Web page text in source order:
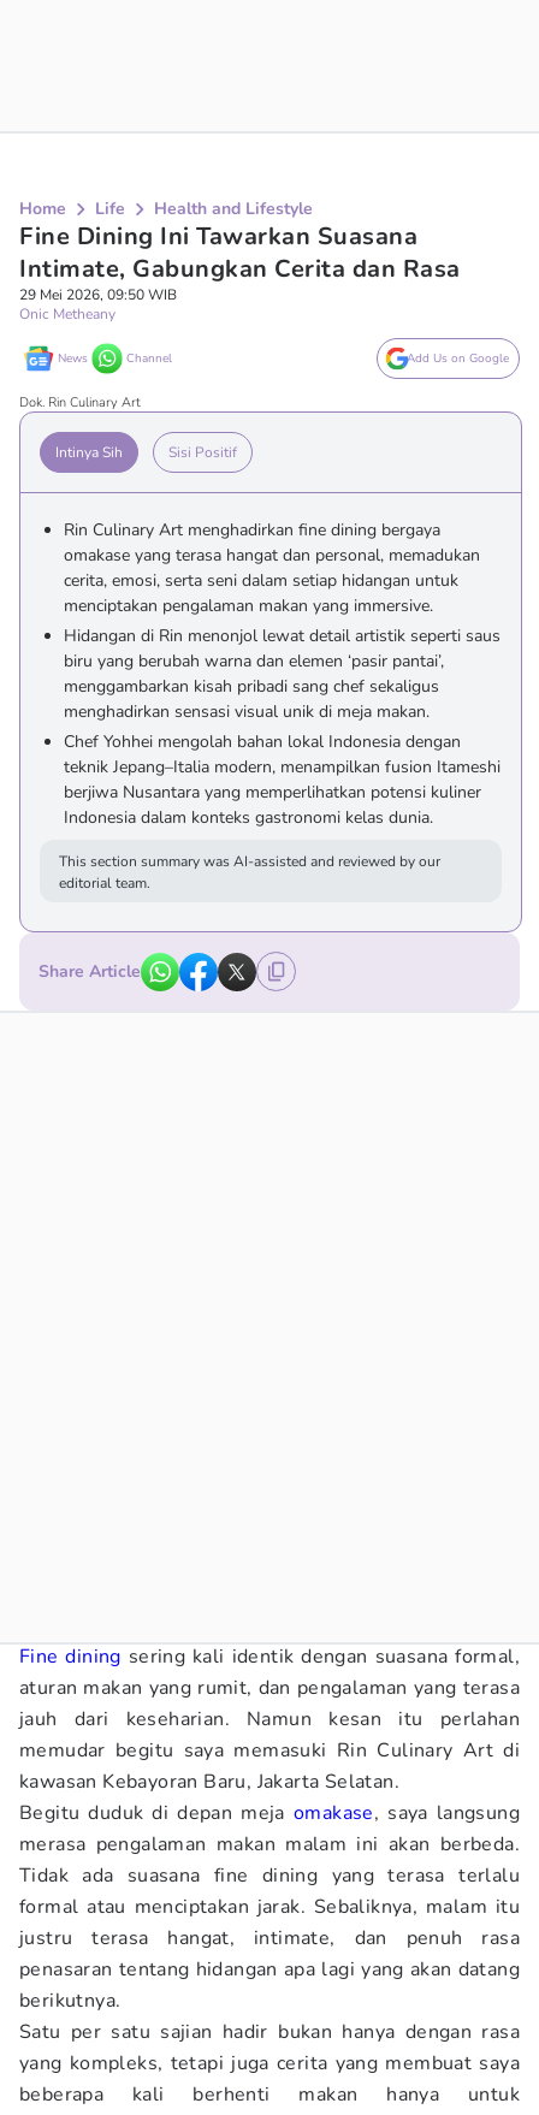
Home Life Health and Lifestyle
Fine Dining Ini Tawarkan Suasana
Intimate, Gabungkan Cerita dan Rasa
29 Mei 2026, 09:50 WIB
Onic Metheany
News Channel Add Us on Google
Dok. Rin Culinary Art
Intinya Sih Sisi Positif
Rin Culinary Art menghadirkan fine dining bergaya
omakase yang terasa hangat dan personal, memadukan
cerita, emosi, serta seni dalam setiap hidangan untuk
menciptakan pengalaman makan yang immersive.
Hidangan di Rin menonjol lewat detail artistik seperti saus
biru yang berubah warna dan elemen ‘pasir pantai’,
menggambarkan kisah pribadi sang chef sekaligus
menghadirkan sensasi visual unik di meja makan.
Chef Yohhei mengolah bahan lokal Indonesia dengan
teknik Jepang–Italia modern, menampilkan fusion Itameshi
berjiwa Nusantara yang memperlihatkan potensi kuliner
Indonesia dalam konteks gastronomi kelas dunia.
This section summary was AI-assisted and reviewed by our
editorial team.
Share Article
Fine dining sering kali identik dengan suasana formal,
aturan makan yang rumit, dan pengalaman yang terasa
jauh dari keseharian. Namun kesan itu perlahan
memudar begitu saya memasuki Rin Culinary Art di
kawasan Kebayoran Baru, Jakarta Selatan.
Begitu duduk di depan meja omakase, saya langsung
merasa pengalaman makan malam ini akan berbeda.
Tidak ada suasana fine dining yang terasa terlalu
formal atau menciptakan jarak. Sebaliknya, malam itu
justru terasa hangat, intimate, dan penuh rasa
penasaran tentang hidangan apa lagi yang akan datang
berikutnya.
Satu per satu sajian hadir bukan hanya dengan rasa
yang kompleks, tetapi juga cerita yang membuat saya
beberapa kali berhenti makan hanya untuk